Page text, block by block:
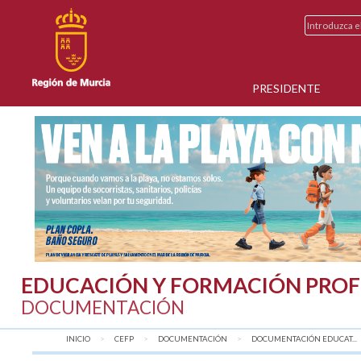
PRESIDENTE
EDUCACIÓN Y FORMACIÓN
DOCUMENTACIÓN
INICIO CEFP DOCUMENTACIÓN DOCUMENTACIÓN EDUCAT...